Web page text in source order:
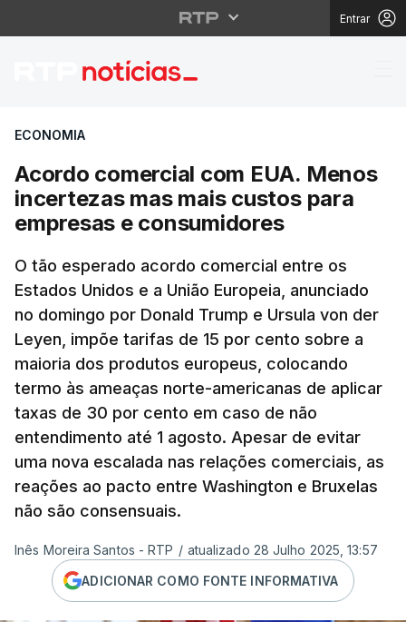
Entrar
Acordo comercial
ECONOMIA
Acordo comercial com EUA. Menos
incertezas mas mais custos para
empresas e consumidores
O tão esperado acordo comercial entre os
Estados Unidos e a União Europeia, anunciado
no domingo por Donald Trump e Ursula von der
Leyen, impõe tarifas de 15 por cento sobre a
maioria dos produtos europeus, colocando
termo às ameaças norte-americanas de aplicar
taxas de 30 por cento em caso de não
entendimento até 1 agosto. Apesar de evitar
uma nova escalada nas relações comerciais, as
reações ao pacto entre Washington e Bruxelas
não são consensuais.
Inês Moreira Santos - RTP / atualizado 28 Julho 2025, 13:57
ADICIONAR COMO FONTE INFORMATIVA